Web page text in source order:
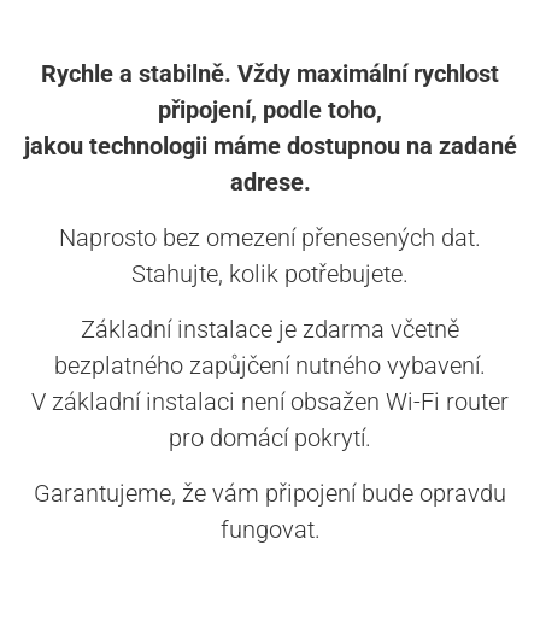
Rychle a stabilně. Vždy maximální rychlost
připojení, podle toho,
jakou technologii máme dostupnou na zadané
adrese.
Naprosto bez omezení přenesených dat.
Stahujte, kolik potřebujete.
Základní instalace je zdarma včetně
bezplatného zapůjčení nutného vybavení.
V základní instalaci není obsažen Wi-Fi router
pro domácí pokrytí.
Garantujeme, že vám připojení bude opravdu
fungovat.